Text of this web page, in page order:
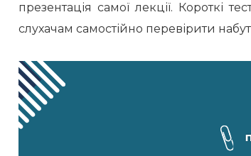
презентація самої лекції. Короткі
слухачам самостійно перевірити